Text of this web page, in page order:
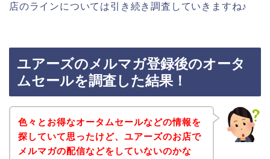
店のラインについては引き続き調査していきますね♪
ユアーズのメルマガ登録後のオータ
ムセールを調査した結果！
色々とお得なオータムセールなどの情報を
探していて思ったけど、ユアーズのお店で
メルマガの配信などをしていないのかな